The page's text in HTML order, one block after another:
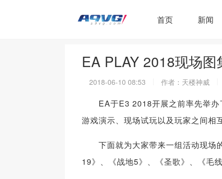
首页 新闻
EA PLAY 2018现场
2018-06-10 08:53 作者：天楼神威
EA于E3 2018开展之前率先举办
游戏演示、现场试玩以及玩家之间相
下面就为大家带来一组活动现场
19》、《战地5》、《圣歌》、《毛